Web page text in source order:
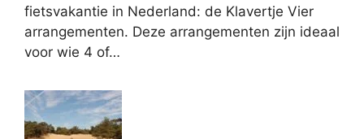
fietsvakantie in Nederland: de Klavertje Vier
arrangementen. Deze arrangementen zijn ideaal
voor wie 4 of…